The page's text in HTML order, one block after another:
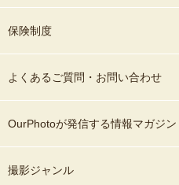
保険制度
よくあるご質問・お問い合わせ
OurPhotoが発信する情報マガジ
撮影ジャンル